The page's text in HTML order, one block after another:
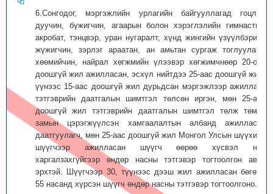
6.Сонгодог, мэргэжлийн урлагийн байгууллагад гоцлол
дуучин, бүжигчин, агаарын болон хэрэглэлийн гимнастик,
акробат, тэнцвэр, уран нугаралт, хүнд жингийн үзүүлбэрийн
жүжигчин, зэрлэг араатан, ан амьтан сургаж тоглуулагч,
хөөмийчин, найрал хөгжмийн үлээвэр хөгжимчнөөр 20-оос
доошгүй жил ажилласан, эсхүл нийтдээ 25-аас доошгүй жил,
үүнээс 15-аас доошгүй жил дурьдсан мэргэжлээр ажиллаж,
тэтгэврийн даатгалын шимтгэл төлсөн иргэн, мөн 25-аас
доошгүй жил тэтгэврийн даатгалын шимтгэл төлж төмөр
замын цэрэгжүүлсэн хамгаалалтын албанд ажилласан
даатгуулагч, мөн 25-аас доошгүй жил Монгол Улсын шүүхийн
шүүгчээр ажилласан шүүгч өөрөө хүсвэл нас
харгалзахгүйгээр өндөр насны тэтгэвэр тогтоолгон авах
эрхтэй. Шүүгчээр 30, түүнээс дээш жил ажилласан бөгөөд
55 насанд хүрсэн шүүгч өндөр насны тэтгэвэр тогтоолгоно.